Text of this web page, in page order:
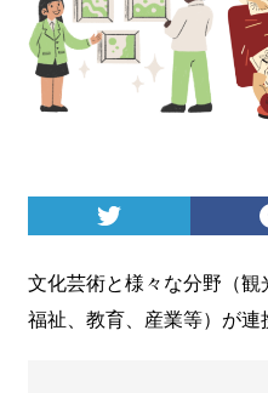
会
ロ
文化芸術と様々な分野（観
福祉、教育、産業等）が連